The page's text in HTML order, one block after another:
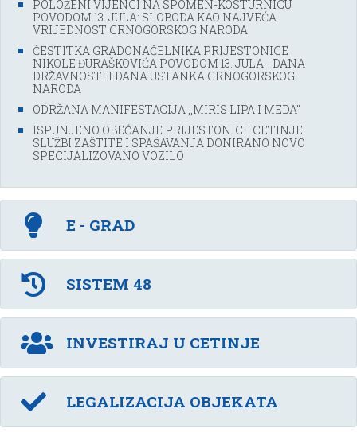
POLOŽENI VIJENCI NA SPOMEN-KOSTURNICU
POVODOM 13. JULA: SLOBODA KAO NAJVEĆA
VRIJEDNOST CRNOGORSKOG NARODA
ČESTITKA GRADONAČELNIKA PRIJESTONICE
NIKOLE ĐURAŠKOVIĆA POVODOM 13. JULA - DANA
DRŽAVNOSTI I DANA USTANKA CRNOGORSKOG
NARODA
ODRŽANA MANIFESTACIJA ,,MIRIS LIPA I MEDA''
ISPUNJENO OBEĆANJE PRIJESTONICE CETINJE:
SLUŽBI ZAŠTITE I SPAŠAVANJA DONIRANO NOVO
SPECIJALIZOVANO VOZILO
E - GRAD
SISTEM 48
INVESTIRAJ U CETINJE
LEGALIZACIJA OBJEKATA